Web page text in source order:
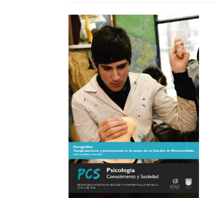
Barra
lateral
del
artículo